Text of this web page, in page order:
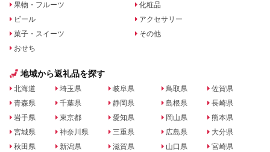
果物・フルーツ
ビール
菓子・スイーツ
おせち
化粧品
アクセサリー
その他
地域から返礼品を探す
北海道
青森県
岩手県
宮城県
秋田県
埼玉県
千葉県
東京都
神奈川県
新潟県
岐阜県
静岡県
愛知県
三重県
滋賀県
鳥取県
島根県
岡山県
広島県
山口県
佐賀県
長崎県
熊本県
大分県
宮崎県